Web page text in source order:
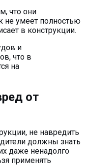
что они
не умеет полностью
в конструкции.
и
что в
на
от
не навредить
должны знать
даже ненадолго
применять